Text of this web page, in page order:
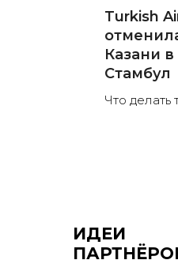
Turkish
Казани
Стамбул
Что делать
ИДЕИ